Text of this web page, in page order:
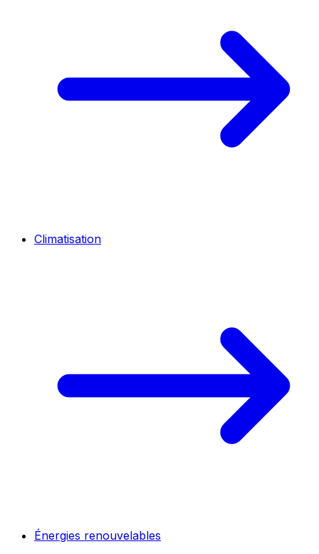
Climatisation
Énergies renouvelables